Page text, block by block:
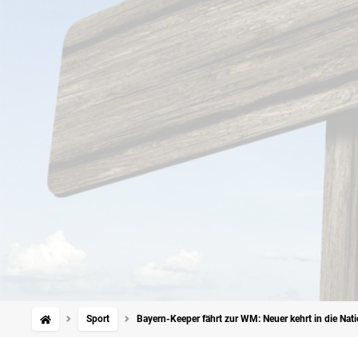
Sport Bayern-Keeper fährt zur WM: Neuer kehrt in die